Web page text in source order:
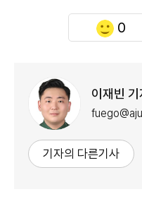
0
이재빈 기
기자의 다른기사